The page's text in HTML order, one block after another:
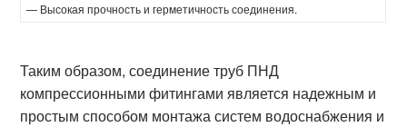
— Высокая прочность и герметичность соединения.
Таким образом, соединение труб ПНД
компрессионными фитингами является надежным и
простым способом монтажа систем водоснабжения и